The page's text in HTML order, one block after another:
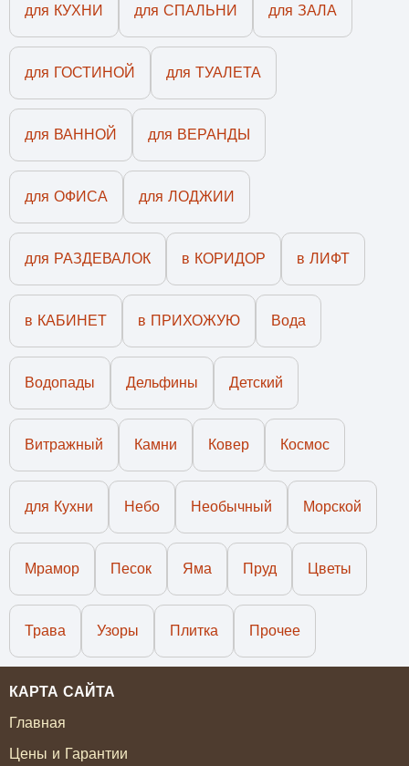
для КУХНИ для СПАЛЬНИ для ЗАЛА
для ГОСТИНОЙ для ТУАЛЕТА
для ВАННОЙ для ВЕРАНДЫ
для ОФИСА для ЛОДЖИИ
для РАЗДЕВАЛОК в КОРИДОР в ЛИФТ
в КАБИНЕТ в ПРИХОЖУЮ Вода
Водопады Дельфины Детский
Витражный Камни Ковер Космос
для Кухни Небо Необычный Морской
Мрамор Песок Яма Пруд Цветы
Трава Узоры Плитка Прочее
КАРТА САЙТА
Главная
Цены и Гарантии